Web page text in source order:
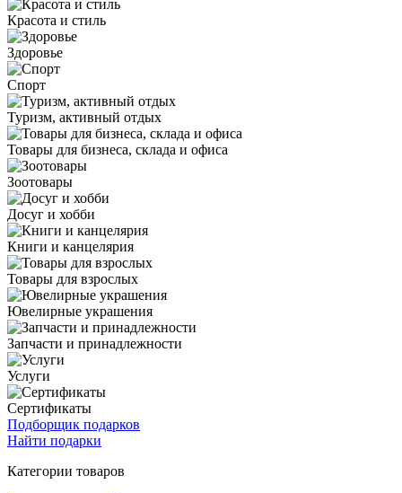
Красота и стиль
Здоровье
Спорт
Туризм, активный отдых
Товары для бизнеса, склада и офиса
Зоотовары
Досуг и хобби
Книги и канцелярия
Товары для взрослых
Ювелирные украшения
Запчасти и принадлежности
Услуги
Сертификаты
Подборщик подарков
Найти подарки
Категории товаров